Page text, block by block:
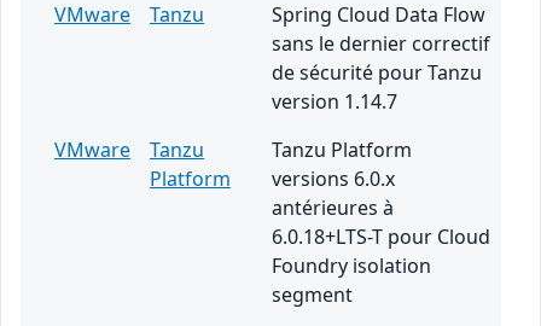
VMware
Tanzu
Spring Cloud Data Flow
sans le dernier correctif
de sécurité pour Tanzu
version 1.14.7
VMware
Tanzu
Platform
Tanzu Platform
versions 6.0.x
antérieures à
6.0.18+LTS-T pour Cloud
Foundry isolation
segment